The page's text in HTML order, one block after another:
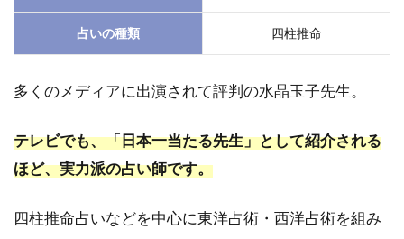
面占
舗
6.5
の復
縁占
る対
占いの種類 四柱推命
多くのメディアに出演されて評判の水晶玉子先生。
テレビでも、「日本一当たる先生」として紹介される
ほど、実力派の占い師です。
四柱推命占いなどを中心に東洋占術・西洋占術を組み